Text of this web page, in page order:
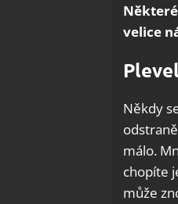
velice
Někdy
málo.
chopíte
může